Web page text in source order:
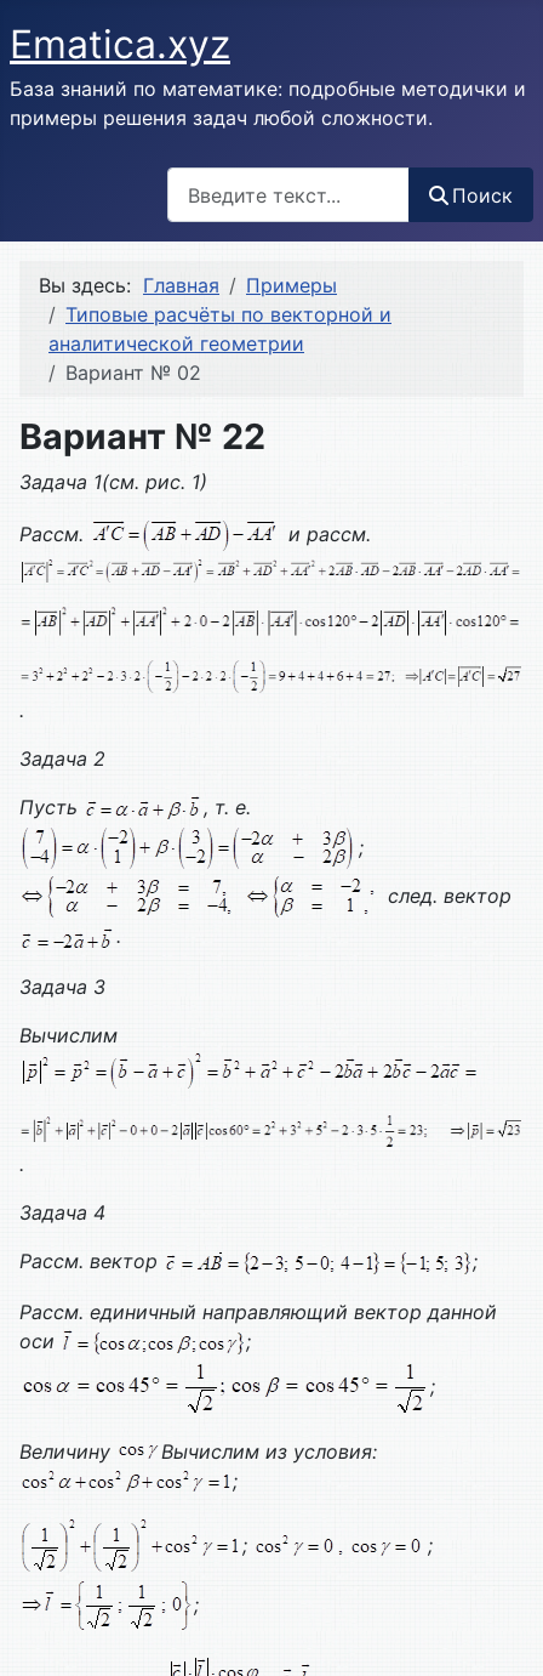
Ematica.xyz
База знаний по математике: подробные методички и
примеры решения задач любой сложности.
Поиск
Вы здесь: Главная
Примеры
Типовые расчёты по векторной и
аналитической геометрии
Вариант № 02
Вариант № 22
Задача 1(см. рис. 1)
Рассм. и рассм.
.
Задача 2
Пусть
, т. е.
;
след. вектор
.
Задача 3
Вычислим
.
Задача 4
Рассм. вектор
;
Рассм. единичный направляющий вектор данной
оси
;
;
Величину
Вычислим из условия:
;
; ;
;